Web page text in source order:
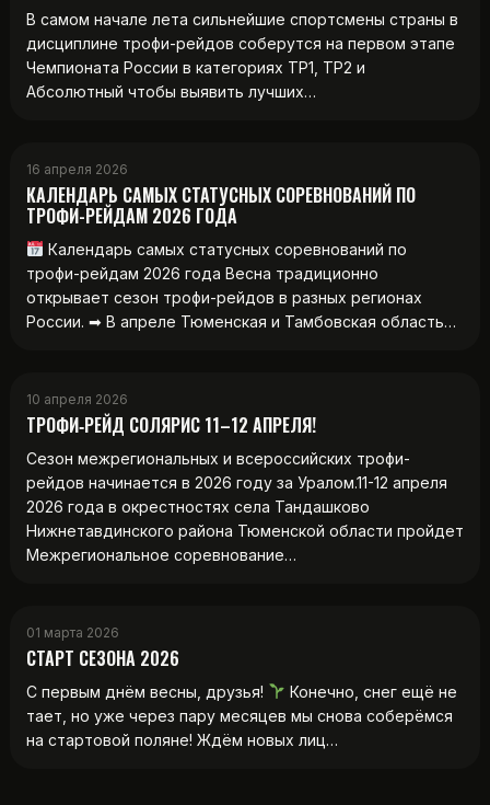
В самом начале лета сильнейшие спортсмены страны в
дисциплине трофи-рейдов соберутся на первом этапе
Чемпионата России в категориях ТР1, ТР2 и
Абсолютный чтобы выявить лучших…
16 апреля 2026
КАЛЕНДАРЬ САМЫХ СТАТУСНЫХ СОРЕВНОВАНИЙ ПО
ТРОФИ-РЕЙДАМ 2026 ГОДА
Календарь самых статусных соревнований по
трофи-рейдам 2026 года Весна традиционно
открывает сезон трофи-рейдов в разных регионах
России. ➡ В апреле Тюменская и Тамбовская область…
10 апреля 2026
ТРОФИ‑РЕЙД СОЛЯРИС 11–12 АПРЕЛЯ!
Сезон межрегиональных и всероссийских трофи-
рейдов начинается в 2026 году за Уралом.11-12 апреля
2026 года в окрестностях села Тандашково
Нижнетавдинского района Тюменской области пройдет
Межрегиональное соревнование…
01 марта 2026
СТАРТ СЕЗОНА 2026
С первым днём весны, друзья!
Конечно, снег ещё не
тает, но уже через пару месяцев мы снова соберёмся
на стартовой поляне! Ждём новых лиц…